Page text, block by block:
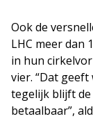
Ook de
LHC meer dan
in hun
vier. “Dat
tegelijk blijft
betaalbaar”,